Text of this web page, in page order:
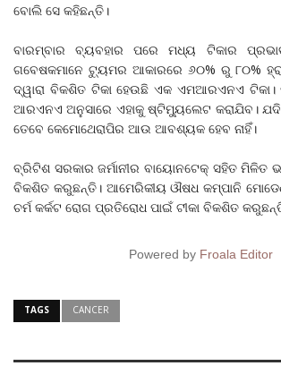
ବୋଲି ସେ କହିଛନ୍ତି।
ବାରମ୍ବାର ବ୍ୟବହାର ପରେ ମଧ୍ୟ ଟିକାର
ଗବେଷକମାନେ ଟ୍ୟୁମର ଆକାରରେ ୬୦% ରୁ ୮୦%
ଦ୍ୱାରା ବିକଶିତ ଟିକା ହେଉଛି ଏକ ଏମଆରଏନଏ
ଆରଏନଏ ଅନୁସାରେ ଏହାକୁ ଷ୍ଟିମ୍ୟୁଲେଟ କରାଯିବ।
ତେବେ କେମୋଥେରାପିର ଆଉ ଆବଶ୍ୟକ ହେବ ନାହିଁ।
ବ୍ରିଟିଶ ସରକାର ଜର୍ମାନୀର ବାୟୋନଟେକ୍ ସହିତ ମିଳିତ
ବିକଶିତ କରୁଛନ୍ତି। ଆମେରିକୀୟ ଔଷଧ କମ୍ପାନି
ଚର୍ମ କର୍କଟ ରୋଗ ପ୍ରତିରୋଧ ପାଇଁ ଟୀକା ବିକଶିତ
Powered by Froala Editor
TAGS CANCER